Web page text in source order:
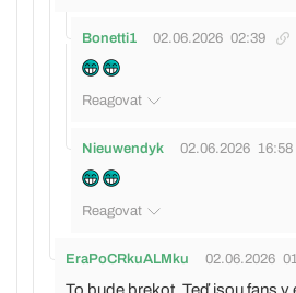
Bonetti1 02.06.2026 02:39
Reagovat
Nieuwendyk 02.06.2026 16:58
Reagovat
EraPoCRkuALMku 02.06.2026